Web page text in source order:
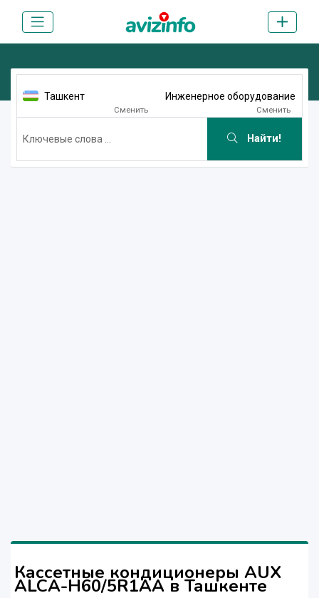
Ташкент
Сменить
Инженерное оборудование
Сменить
Найти!
Кассетные кондиционеры AUX
ALCA-H60/5R1AA в Ташкенте